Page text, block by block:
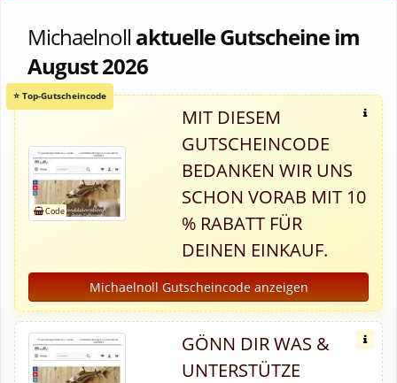
Michaelnoll aktuelle Gutscheine im
August 2026
MIT DIESEM
GUTSCHEINCODE
BEDANKEN WIR UNS
SCHON VORAB MIT 10
% RABATT FÜR
DEINEN EINKAUF.
Michaelnoll Gutscheincode anzeigen
GÖNN DIR WAS &
UNTERSTÜTZE